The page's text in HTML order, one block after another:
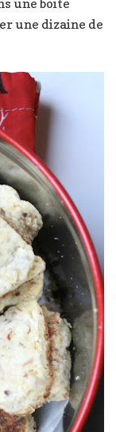
une dizaine de